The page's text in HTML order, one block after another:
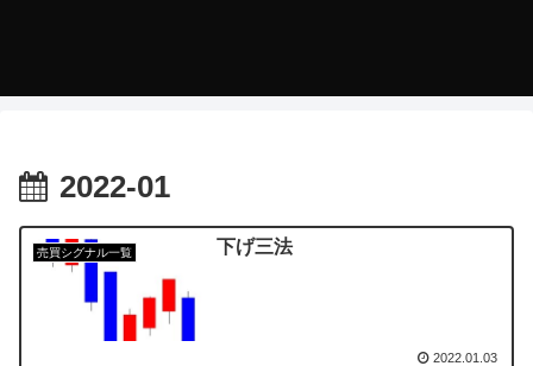
2022-01
売買シグナル一覧 下げ三法
2022.01.03